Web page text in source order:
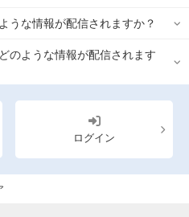
Ｗセラピスト
うな情報が配信されますか？
のような情報が配信されます
ログイン